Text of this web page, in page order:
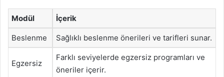
Modül İçerik
Beslenme Sağlıklı beslenme önerileri ve tarifleri sunar.
Egzersiz
Farklı seviyelerde egzersiz programları ve
öneriler içerir.